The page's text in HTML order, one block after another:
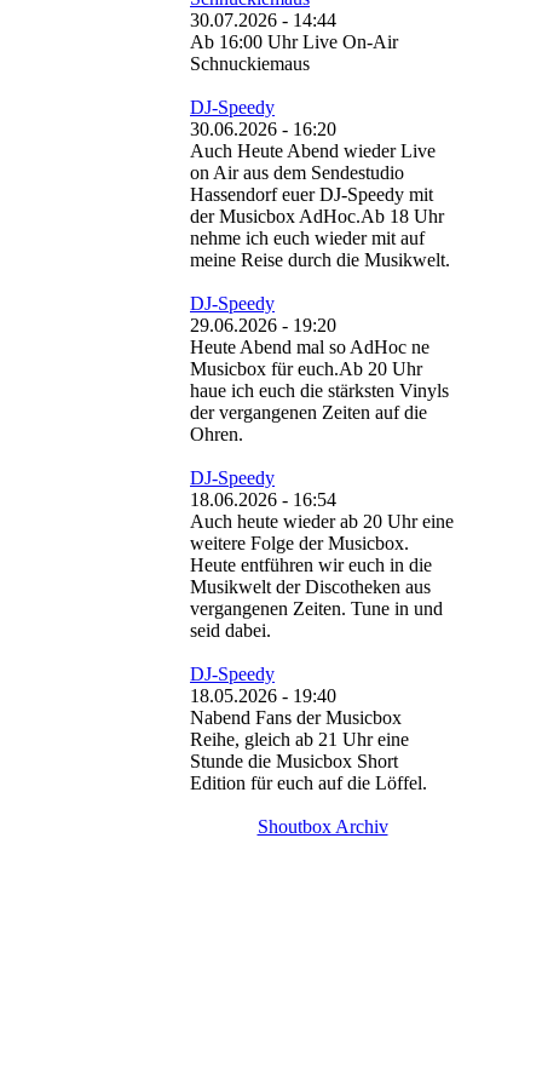
30.07.2026 - 14:44
Ab 16:00 Uhr Live On-Air
Schnuckiemaus
DJ-Speedy
30.06.2026 - 16:20
Auch Heute Abend wieder Live
on Air aus dem Sendestudio
Hassendorf euer DJ-Speedy mit
der Musicbox AdHoc.Ab 18 Uhr
nehme ich euch wieder mit auf
meine Reise durch die Musikwelt.
DJ-Speedy
29.06.2026 - 19:20
Heute Abend mal so AdHoc ne
Musicbox für euch.Ab 20 Uhr
haue ich euch die stärksten Vinyls
der vergangenen Zeiten auf die
Ohren.
DJ-Speedy
18.06.2026 - 16:54
Auch heute wieder ab 20 Uhr eine
weitere Folge der Musicbox.
Heute entführen wir euch in die
Musikwelt der Discotheken aus
vergangenen Zeiten. Tune in und
seid dabei.
DJ-Speedy
18.05.2026 - 19:40
Nabend Fans der Musicbox
Reihe, gleich ab 21 Uhr eine
Stunde die Musicbox Short
Edition für euch auf die Löffel.
Shoutbox Archiv